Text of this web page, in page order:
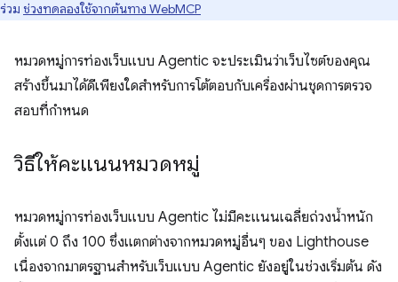
ร่วม ช่วงทดลองใช้จากต้นทาง WebMCP
หมวดหมู่การท่องเว็บแบบ Agentic จะประเมินว่าเว็บไซต์ของคุณ
สร้างขึ้นมาได้ดีเพียงใดสำหรับการโต้ตอบกับเครื่องผ่านชุดการตรวจ
สอบที่กำหนด
วิธีให้คะแนนหมวดหมู่
หมวดหมู่การท่องเว็บแบบ Agentic ไม่มีคะแนนเฉลี่ยถ่วงน้ำหนัก
ตั้งแต่ 0 ถึง 100 ซึ่งแตกต่างจากหมวดหมู่อื่นๆ ของ Lighthouse
เนื่องจากมาตรฐานสำหรับเว็บแบบ Agentic ยังอยู่ในช่วงเริ่มต้น ดัง